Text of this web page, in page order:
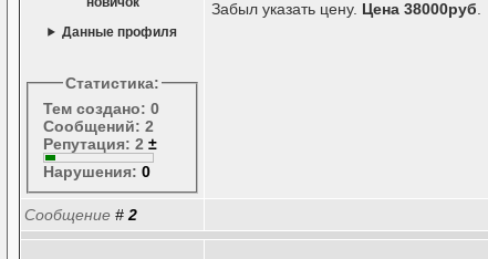
Данные профиля
Статистика:
Тем создано: 0
Сообщений: 2
Репутация: 2 ±
Нарушения: 0
Забыл указать цену. Цена 38000руб
Сообщение # 2